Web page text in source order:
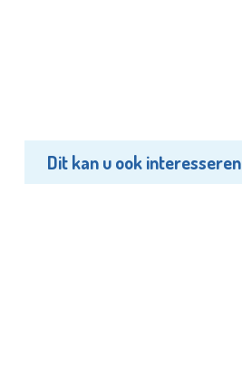
Dit kan u ook interesseren